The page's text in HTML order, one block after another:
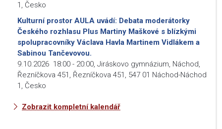
1, Česko
Kulturní prostor AULA uvádí: Debata moderátorky
Českého rozhlasu Plus Martiny Maškové s blízkými
spolupracovníky Václava Havla Martinem Vidlákem a
Sabinou Tančevovou.
9.10.2026 18:00 - 20:00, Jiráskovo gymnázium, Náchod,
Řezníčkova 451, Řezníčkova 451, 547 01 Náchod-Náchod
1, Česko
Zobrazit kompletní kalendář